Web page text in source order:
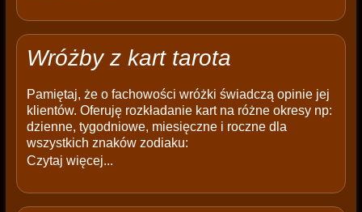
Wróżby z kart tarota
Pamiętaj, że o fachowości wróżki świadczą opinie jej
klientów. Oferuję rozkładanie kart na różne okresy np:
dzienne, tygodniowe, miesięczne i roczne dla
wszystkich znaków zodiaku:
Czytaj więcej...